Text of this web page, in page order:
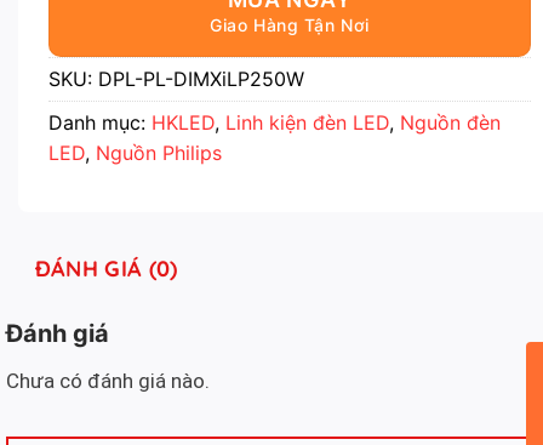
SKU: DPL-PL-DIMXiLP250W
Danh mục: HKLED, Linh kiện đèn LED, Nguồn đèn
LED, Nguồn Philips
ĐÁNH GIÁ (0)
Đánh giá
Chưa có đánh giá nào.